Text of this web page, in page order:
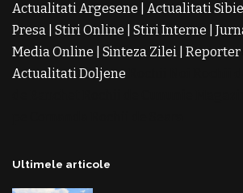
Actualitati Argesene Actualitati
Presa Stiri Online Stiri Interne
Media Online
Sinteza Zilei Reporter
Actualitati Doljene
Ultimele articole